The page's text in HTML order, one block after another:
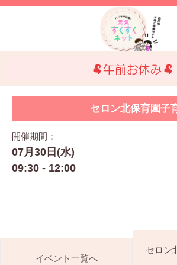
🐏午前お休み🐏
セロン北保育園子
開催期間：
07月30日(水)
09:30 - 12:00
イベント一覧へ
セロン